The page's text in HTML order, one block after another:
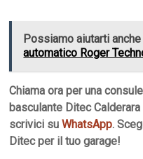
Possiamo aiutarti
automatico Roger
Chiama ora per una
basculante Ditec
scrivici suWhatsApp.
Ditec per il tuo garage!